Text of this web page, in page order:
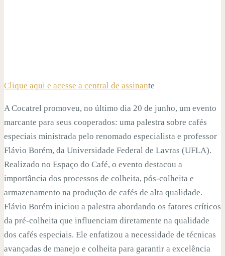
Clique aqui e acesse a central de assinante
A Cocatrel promoveu, no último dia 20 de junho, um evento
marcante para seus cooperados: uma palestra sobre cafés
especiais ministrada pelo renomado especialista e professor
Flávio Borém, da Universidade Federal de Lavras (UFLA).
Realizado no Espaço do Café, o evento destacou a
importância dos processos de colheita, pós-colheita e
armazenamento na produção de cafés de alta qualidade.
Flávio Borém iniciou a palestra abordando os fatores críticos
da pré-colheita que influenciam diretamente na qualidade
dos cafés especiais. Ele enfatizou a necessidade de técnicas
avançadas de manejo e colheita para garantir a excelência